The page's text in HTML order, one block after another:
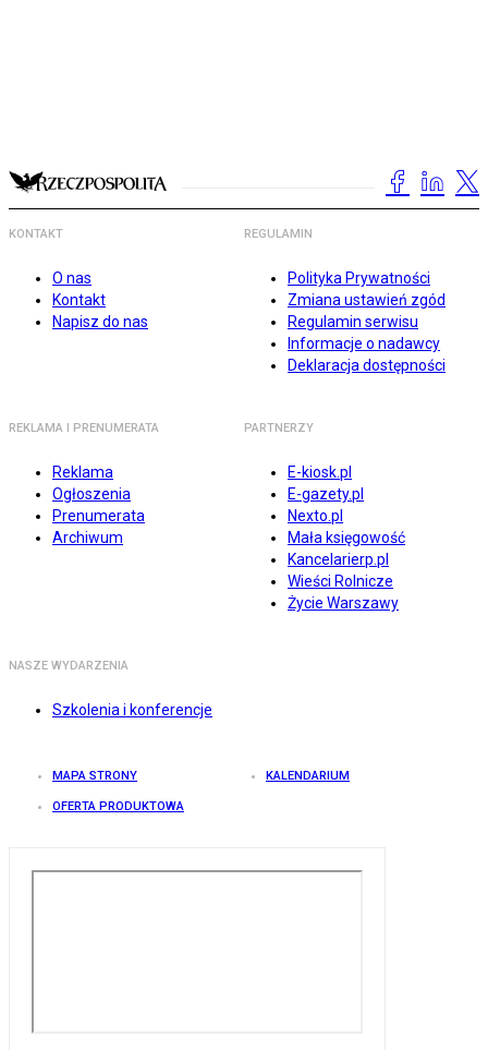
KONTAKT
O nas
Kontakt
Napisz do nas
REGULAMIN
Polityka Prywatności
Zmiana ustawień zgód
Regulamin serwisu
Informacje o nadawcy
Deklaracja dostępności
REKLAMA I PRENUMERATA
Reklama
Ogłoszenia
Prenumerata
Archiwum
PARTNERZY
E-kiosk.pl
E-gazety.pl
Nexto.pl
Mała księgowość
Kancelarierp.pl
Wieści Rolnicze
Życie Warszawy
NASZE WYDARZENIA
Szkolenia i konferencje
MAPA STRONY KALENDARIUM
OFERTA PRODUKTOWA